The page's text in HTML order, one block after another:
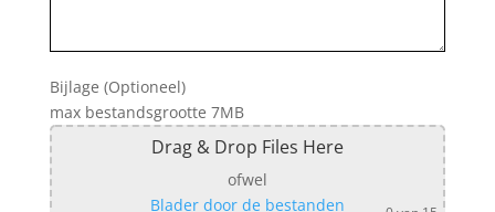
Bijlage (Optioneel)
max bestandsgrootte 7MB
Drag & Drop Files Here
ofwel
Blader door de bestanden